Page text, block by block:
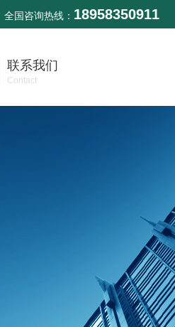
全国咨询热线： 18958350911
联系我们
Contact